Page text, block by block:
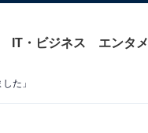
IT・ビジネス エンタメ
た」